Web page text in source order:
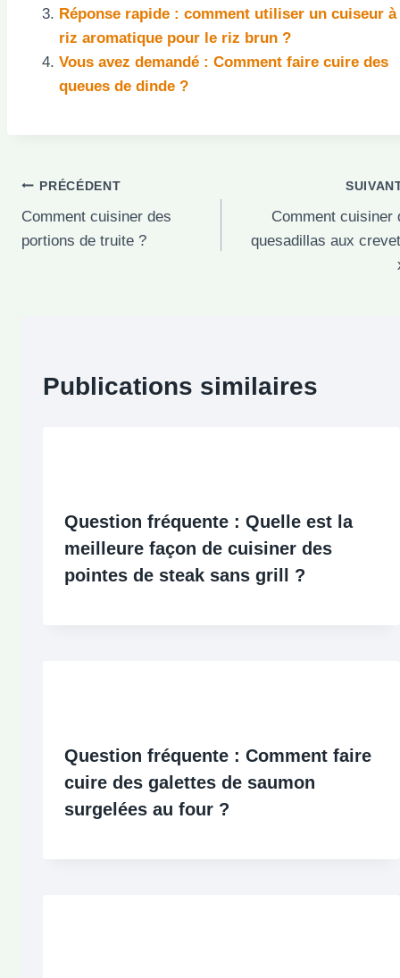
Réponse rapide : comment utiliser un cuiseur à
riz aromatique pour le riz brun ?
Vous avez demandé : Comment faire cuire des
queues de dinde ?
Navigation
de
PRÉCÉDENT
Comment cuisiner des
portions de truite ?
Comment cuisiner
quesadillas aux
Publications similaires
Question fréquente : Quelle est la
meilleure façon de cuisiner des
pointes de steak sans grill ?
Question fréquente : Comment faire
cuire des galettes de saumon
surgelées au four ?